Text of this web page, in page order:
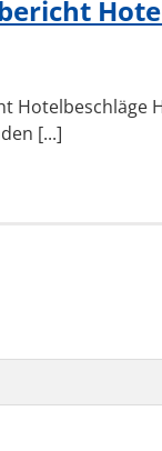
Hotelbeschläge
[...]